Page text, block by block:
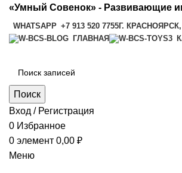
«Умный Совенок» - Развивающие
WHATSAPP +7 913 520 7755Г.
ГЛАВНАЯ
Поиск
Вход / Регистрация
0 Избранное
0 элемент 0,00 ₽
Меню